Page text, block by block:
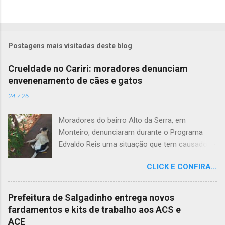
Postagens mais visitadas deste blog
Crueldade no Cariri: moradores denunciam
envenenamento de cães e gatos
24.7.26
Moradores do bairro Alto da Serra, em
Monteiro, denunciaram durante o Programa
Edvaldo Reis uma situação que tem causado
e gatos estariam sendo envenenados na
comunidade, provocando mortes marcadas
por intenso sofrimento dos animais. De acordo
com uma moradora, os casos vêm se
CLICK E CONFIRA...
Prefeitura de Salgadinho entrega novos
fardamentos e kits de trabalho aos ACS e
ACE